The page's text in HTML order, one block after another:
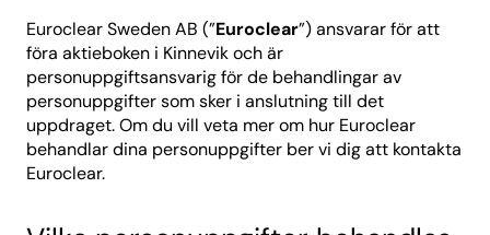
Euroclear Sweden AB (”Euroclear”) ansvarar för att
föra aktieboken i Kinnevik och är
personuppgiftsansvarig för de behandlingar av
personuppgifter som sker i anslutning till det
uppdraget. Om du vill veta mer om hur Euroclear
behandlar dina personuppgifter ber vi dig att kontakta
Euroclear.